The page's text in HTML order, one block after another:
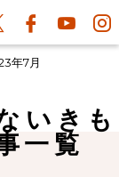
年7月
いきも
一覧